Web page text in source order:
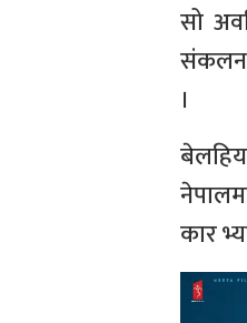
सो
संकलन
।
कार